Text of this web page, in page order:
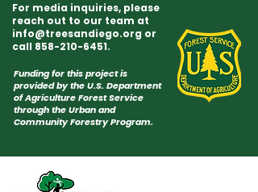
For media inquiries, please
reach out to our team at
info@treesandiego.org or
call 858-210-6451.
Funding for this project is
provided by the U.S. Department
of Agriculture Forest Service
through the Urban and
Community Forestry Program.